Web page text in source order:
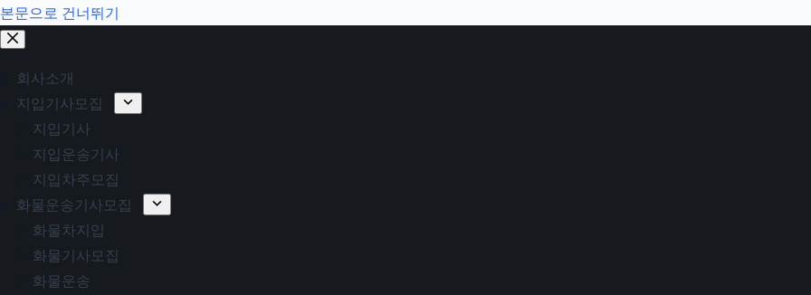
본문으로 건너뛰기
회사소개
지입기사모집
지입기사
지입운송기사
지입차주모집
화물운송기사모집
화물차지입
화물기사모집
화물운송